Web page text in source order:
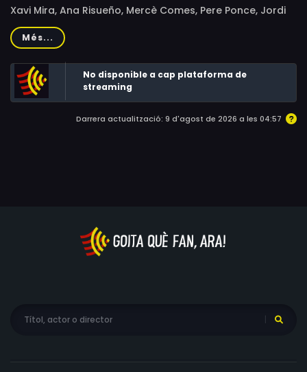
Xavi Mira, Ana Risueño, Mercè Comes, Pere Ponce, Jordi
Boixaderas, Benito Pocino, Núria Prims
Més...
No disponible a cap plataforma de
streaming
Darrera actualització: 9 d'agost de 2026 a les 04:57